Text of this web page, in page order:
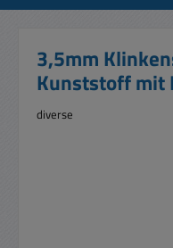
3,5mm
Kunststoff mit
diverse